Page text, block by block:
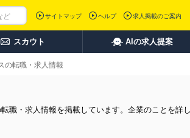
サイトマップ ヘルプ 求人掲載のご案内
スカウト AIの求人提案
の転職・求人情報
職・求人情報を掲載しています。企業のことを詳